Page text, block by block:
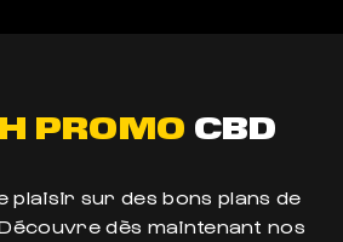
PROMO CBD
plaisir sur des bons plans de
dès maintenant nos